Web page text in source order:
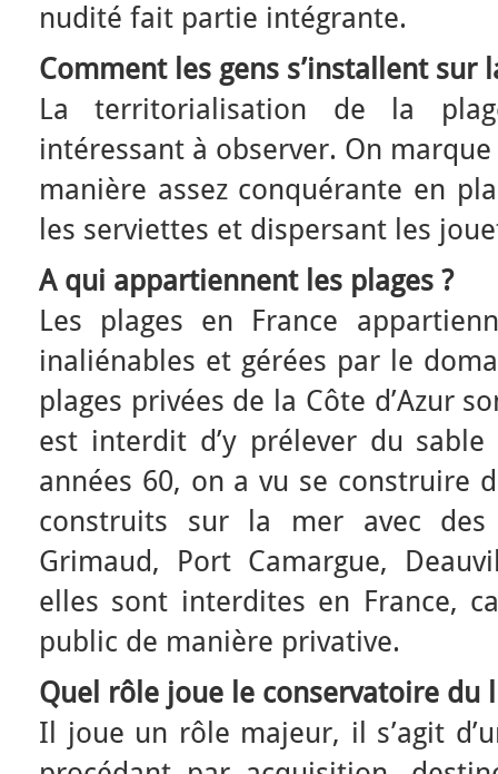
nudité fait partie intégrante.
Comment les gens s’installent sur
La territorialisation de la
intéressant à observer. On
manière assez conquérante en
les serviettes et dispersant les
A qui appartiennent les plages ?
Les plages en France
inaliénables et gérées par le
plages privées de la Côte d’Azur
est interdit d’y prélever du
années 60, on a vu se construire
construits sur la mer avec des
Grimaud, Port Camargue,
elles sont interdites en France,
public de manière privative.
Quel rôle joue le conservatoire du
Il joue un rôle majeur, il s’agit